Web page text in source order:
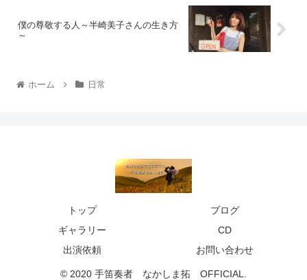
僕の尊敬する人～半崎美子さんの生き方
～
ホーム 日常
トップ
ブログ
ギャラリー
CD
出演依頼
お問い合わせ
© 2020 手笛奏者 なかしま拓 OFFICIAL.